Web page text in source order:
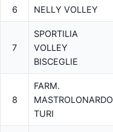
6 NELLY VOLLEY
7
SPORTILIA
VOLLEY
BISCEGLIE
8
FARM.
MASTROLONARDO
TURI